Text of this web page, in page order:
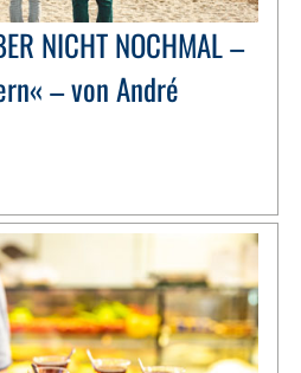
NICHT NOCHMAL –
– von André